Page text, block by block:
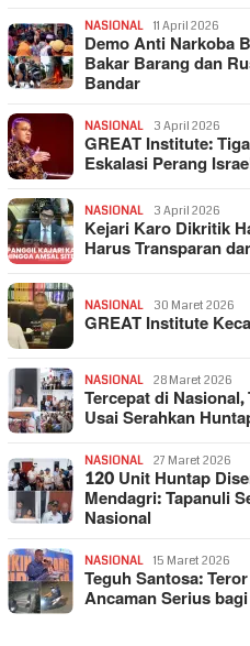
NASIONAL 11 April 2026
Demo Anti Narkoba
Bakar Barang dan
Bandar
NASIONAL 3 April 2026
GREAT Institute:
Eskalasi Perang
NASIONAL 3 April 2026
Kejari Karo Dikritik
Harus Transparan
NASIONAL 30 Maret 2026
GREAT Institute
NASIONAL 28 Maret 2026
Tercepat di
Usai Serahkan
NASIONAL 27 Maret 2026
120 Unit Huntap
Mendagri: Tapanuli
Nasional
NASIONAL 15 Maret 2026
Teguh Santosa:
Ancaman Serius